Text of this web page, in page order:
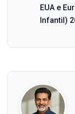
EUA e
Infantil)